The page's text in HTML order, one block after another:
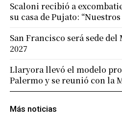
Más noticias
Scaloni recibió a
su casa de Pujato:
San Francisco será sede del
2027
Llaryora llevó el modelo
Palermo y se reunió con la